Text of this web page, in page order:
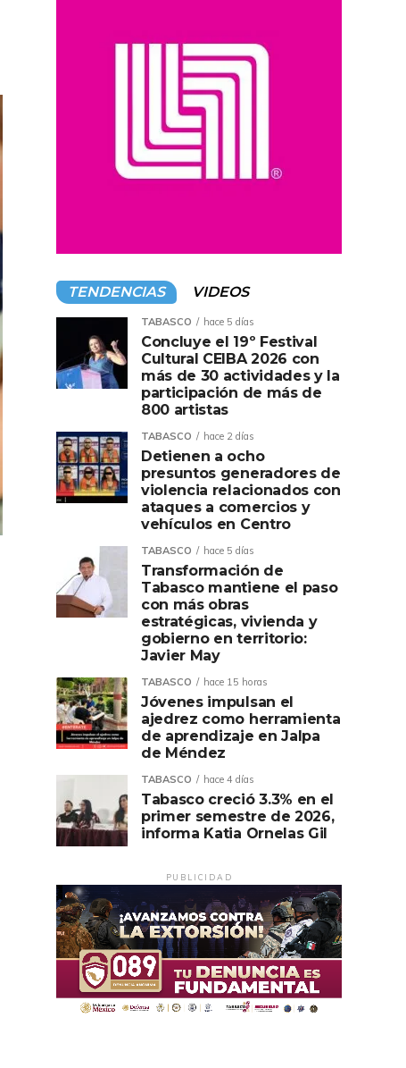
TENDENCIAS VIDEOS
TABASCO hace 5 días
Concluye el 19º Festival
Cultural CEIBA 2026 con
más de 30 actividades y la
participación de más de
800 artistas
TABASCO hace 2 días
Detienen a ocho
presuntos generadores de
violencia relacionados con
ataques a comercios y
vehículos en Centro
TABASCO hace 5 días
Transformación de
Tabasco mantiene el paso
con más obras
estratégicas, vivienda y
gobierno en territorio:
Javier May
TABASCO hace 15 horas
Jóvenes impulsan el
ajedrez como herramienta
de aprendizaje en Jalpa
de Méndez
TABASCO hace 4 días
Tabasco creció 3.3% en el
primer semestre de 2026,
informa Katia Ornelas Gil
PUBLICIDAD